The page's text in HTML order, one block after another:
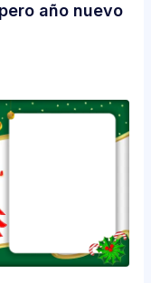
año nuevo